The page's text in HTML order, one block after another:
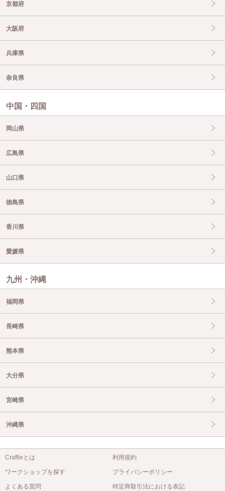
京都府
大阪府
兵庫県
奈良県
中国・四国
岡山県
広島県
山口県
徳島県
香川県
愛媛県
九州・沖縄
福岡県
長崎県
熊本県
大分県
宮崎県
沖縄県
Craftieとは
ワークショップを探す
よくある質問
利用規約
プライバシーポリシー
特定商取引法における表記